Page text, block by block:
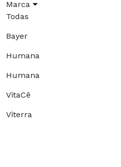
Marca
Todas
Bayer
Humana
Humana
VitaCê
Viterra